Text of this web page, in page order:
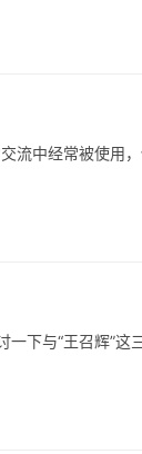
流中经常被使用
下与“王召辉”这